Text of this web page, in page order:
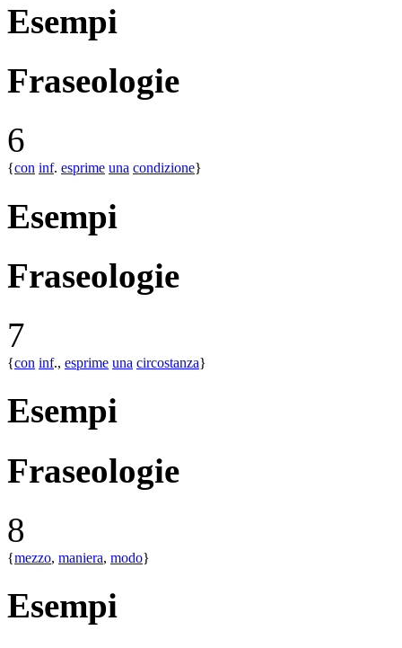
Esempi
Fraseologie
6
{con inf. esprime una condizione}
Esempi
Fraseologie
7
{con inf., esprime una circostanza}
Esempi
Fraseologie
8
{mezzo, maniera, modo}
Esempi